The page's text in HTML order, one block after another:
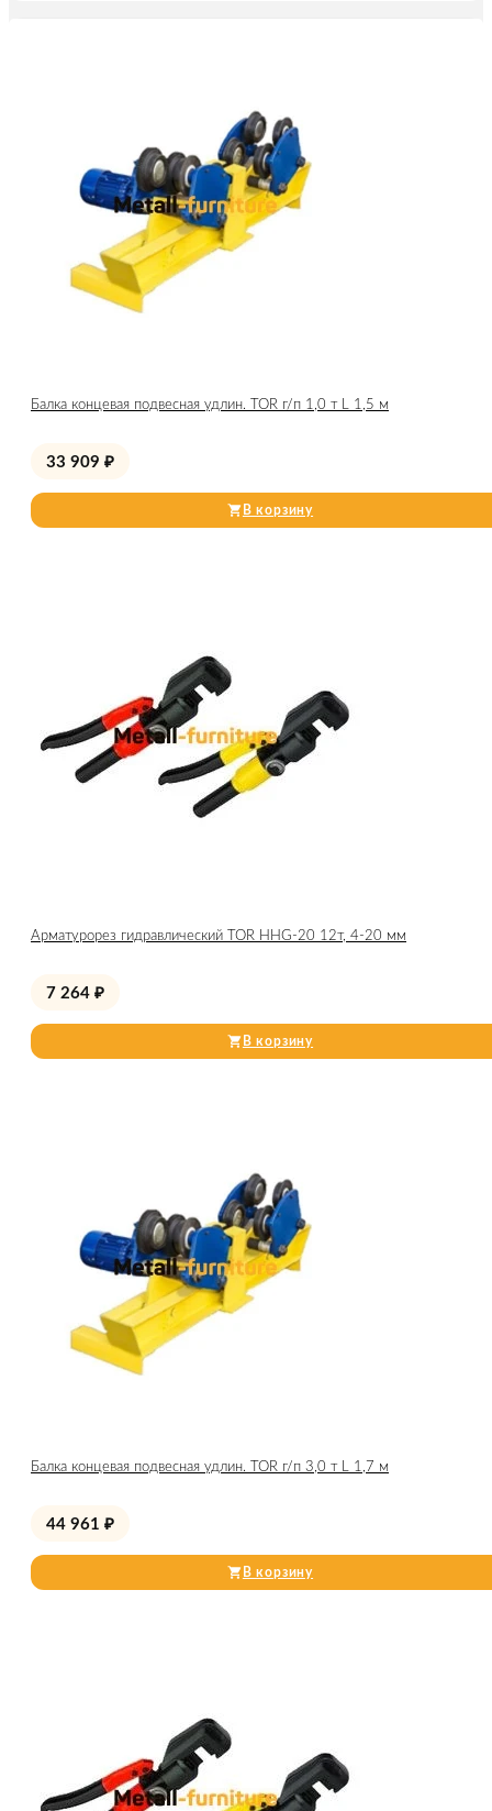
Балка концевая подвесная удлин. TOR г/п 1,0 т L 1,5 м
33 909 ₽
В корзину
Арматурорез гидравлический TOR HHG-20 12т, 4-20 мм
7 264 ₽
В корзину
Балка концевая подвесная удлин. TOR г/п 3,0 т L 1,7 м
44 961 ₽
В корзину